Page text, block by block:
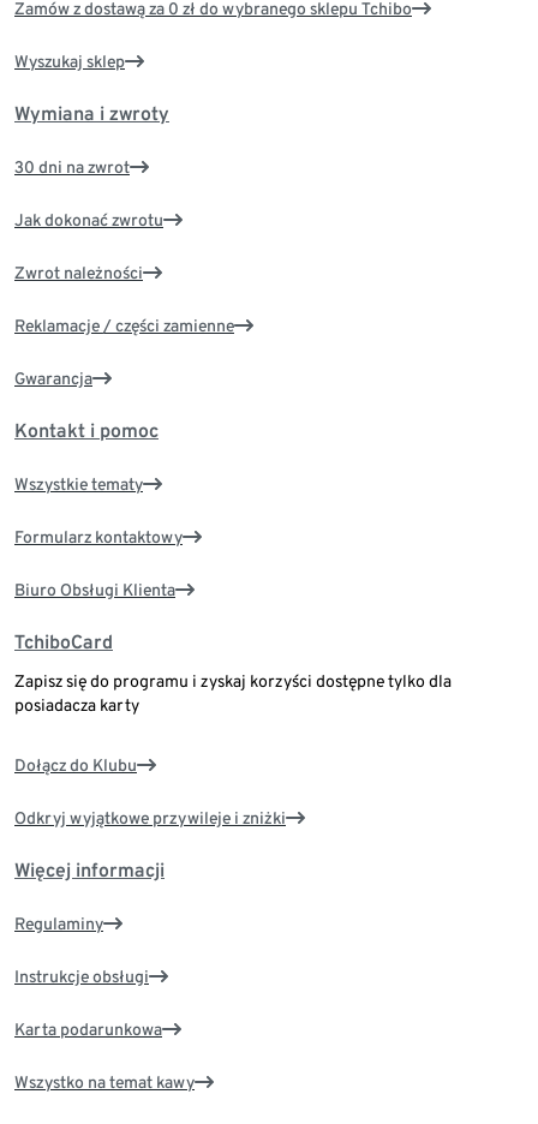
Zamów z dostawą za 0 zł do wybranego sklepu Tchibo
Wyszukaj sklep
Wymiana i zwroty
30 dni na zwrot
Jak dokonać zwrotu
Zwrot należności
Reklamacje / części zamienne
Gwarancja
Kontakt i pomoc
Wszystkie tematy
Formularz kontaktowy
Biuro Obsługi Klienta
TchiboCard
Zapisz się do programu i zyskaj korzyści dostępne tylko dla
posiadacza karty
Dołącz do Klubu
Odkryj wyjątkowe przywileje i zniżki
Więcej informacji
Regulaminy
Instrukcje obsługi
Karta podarunkowa
Wszystko na temat kawy